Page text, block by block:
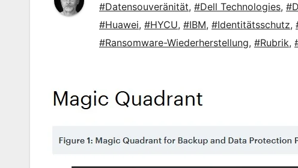
#Datensouveränität, #Dell Technologies,
#Huawei, #HYCU, #IBM, #Identitätsschutz,
#Ransomware-Wiederherstellung, #Rubrik,